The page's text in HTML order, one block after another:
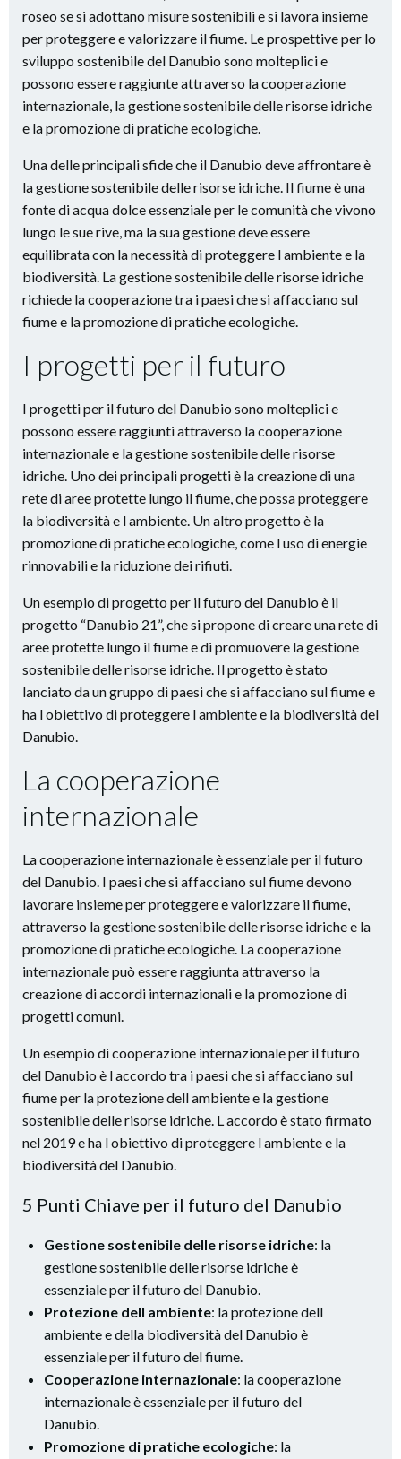
roseo se si adottano misure sostenibili e si lavora insieme
per proteggere e valorizzare il fiume. Le prospettive per lo
sviluppo sostenibile del Danubio sono molteplici e
possono essere raggiunte attraverso la cooperazione
internazionale, la gestione sostenibile delle risorse idriche
e la promozione di pratiche ecologiche.
Una delle principali sfide che il Danubio deve affrontare è
la gestione sostenibile delle risorse idriche. Il fiume è una
fonte di acqua dolce essenziale per le comunità che vivono
lungo le sue rive, ma la sua gestione deve essere
equilibrata con la necessità di proteggere l ambiente e la
biodiversità. La gestione sostenibile delle risorse idriche
richiede la cooperazione tra i paesi che si affacciano sul
fiume e la promozione di pratiche ecologiche.
I progetti per il futuro
I progetti per il futuro del Danubio sono molteplici e
possono essere raggiunti attraverso la cooperazione
internazionale e la gestione sostenibile delle risorse
idriche. Uno dei principali progetti è la creazione di una
rete di aree protette lungo il fiume, che possa proteggere
la biodiversità e l ambiente. Un altro progetto è la
promozione di pratiche ecologiche, come l uso di energie
rinnovabili e la riduzione dei rifiuti.
Un esempio di progetto per il futuro del Danubio è il
progetto “Danubio 21”, che si propone di creare una rete di
aree protette lungo il fiume e di promuovere la gestione
sostenibile delle risorse idriche. Il progetto è stato
lanciato da un gruppo di paesi che si affacciano sul fiume e
ha l obiettivo di proteggere l ambiente e la biodiversità del
Danubio.
La cooperazione
internazionale
La cooperazione internazionale è essenziale per il futuro
del Danubio. I paesi che si affacciano sul fiume devono
lavorare insieme per proteggere e valorizzare il fiume,
attraverso la gestione sostenibile delle risorse idriche e la
promozione di pratiche ecologiche. La cooperazione
internazionale può essere raggiunta attraverso la
creazione di accordi internazionali e la promozione di
progetti comuni.
Un esempio di cooperazione internazionale per il futuro
del Danubio è l accordo tra i paesi che si affacciano sul
fiume per la protezione dell ambiente e la gestione
sostenibile delle risorse idriche. L accordo è stato firmato
nel 2019 e ha l obiettivo di proteggere l ambiente e la
biodiversità del Danubio.
5 Punti Chiave per il futuro del Danubio
Gestione sostenibile delle risorse idriche: la
gestione sostenibile delle risorse idriche è
essenziale per il futuro del Danubio.
Protezione dell ambiente: la protezione dell
ambiente e della biodiversità del Danubio è
essenziale per il futuro del fiume.
Cooperazione internazionale: la cooperazione
internazionale è essenziale per il futuro del
Danubio.
Promozione di pratiche ecologiche: la